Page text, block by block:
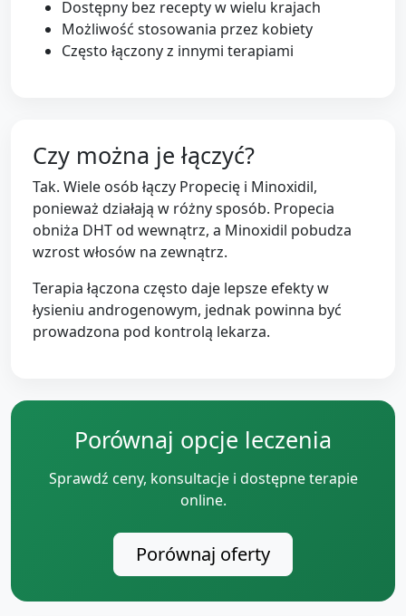
Dostępny bez recepty w wielu krajach
Możliwość stosowania przez kobiety
Często łączony z innymi terapiami
Czy można je łączyć?
Tak. Wiele osób łączy Propecię i Minoxidil,
ponieważ działają w różny sposób. Propecia
obniża DHT od wewnątrz, a Minoxidil pobudza
wzrost włosów na zewnątrz.
Terapia łączona często daje lepsze efekty w
łysieniu androgenowym, jednak powinna być
prowadzona pod kontrolą lekarza.
Porównaj opcje leczenia
Sprawdź ceny, konsultacje i dostępne terapie
online.
Porównaj oferty